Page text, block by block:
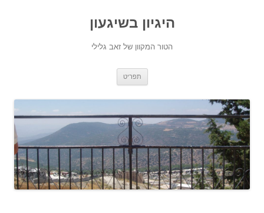
היגיון בשיגעון
הטור המקוון של זאב גלילי
תפריט